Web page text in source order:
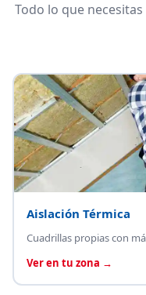
Todo lo que
Aislación Térmica
Cuadrillas propias con
Ver en tu zona →